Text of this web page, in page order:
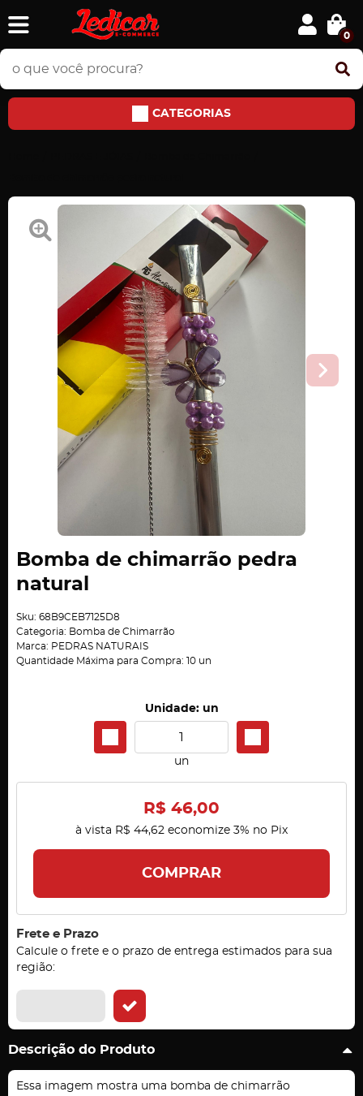
0
CATEGORIAS
Bomba de chimarrão pedra
natural
Sku: 68B9CEB7125D8
Categoria: Bomba de Chimarrão
Marca: PEDRAS NATURAIS
Quantidade Máxima para Compra:
10 un
Unidade: un
un
R$ 46,00
à vista R$ 44,62 economize 3% no Pix
COMPRAR
Frete e Prazo
Calcule o frete e o prazo de entrega estimados para sua
região:
Descrição do Produto
Essa imagem mostra uma bomba de chimarrão